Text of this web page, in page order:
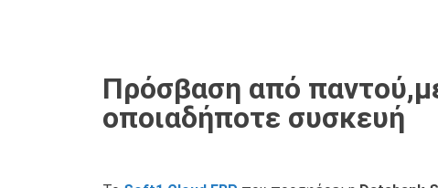
Πρόσβαση από
οποιαδήποτε συσκευή